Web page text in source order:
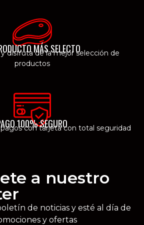
MÁS SELECTO
disfruta de la mejor selección de
productos
100% SEGURO
con tarjeta con total seguridad
a nuestro
de noticias y esté al día de
y ofertas